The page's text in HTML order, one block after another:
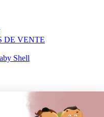
DE VENTE
Shell